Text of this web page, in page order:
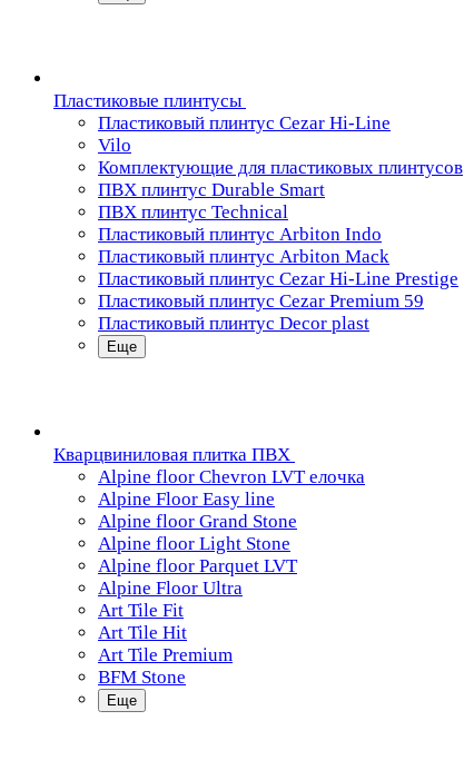
Пластиковые плинтусы
Пластиковый плинтус Cezar Hi-Line
Vilo
Комплектующие для пластиковых плинтусов
ПВХ плинтус Durable Smart
ПВХ плинтус Technical
Пластиковый плинтус Arbiton Indo
Пластиковый плинтус Arbiton Mack
Пластиковый плинтус Cezar Hi-Line Prestige
Пластиковый плинтус Cezar Premium 59
Пластиковый плинтус Decor plast
Еще
Кварцвиниловая плитка ПВХ
Alpine floor Chevron LVT елочка
Alpine Floor Easy line
Alpine floor Grand Stone
Alpine floor Light Stone
Alpine floor Parquet LVT
Alpine Floor Ultra
Art Tile Fit
Art Tile Hit
Art Tile Premium
BFM Stone
Еще